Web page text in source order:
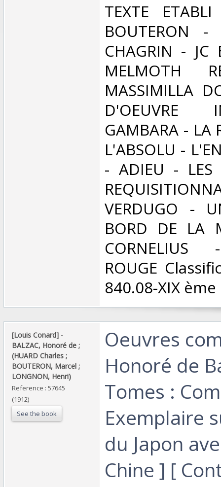
‎TEXTE
BOUTERON
CHAGRIN - JC
MELMOTH
MASSIMILLA
D'OEUVRE
GAMBARA - LA
L'ABSOLU -
- ADIEU - LES
VERDUGO -
BORD DE LA
CORNELIUS
ROUGE
840.08-XIX
‎[Louis Conard] - ‎
‎BALZAC, Honoré de ;
(HUARD Charles ;
BOUTERON, Marcel ;
LONGNON, Henri)‎
Reference : 57645
(1912)
See the book
‎Oeuvres
Honoré de
Tomes :
Exemplaire
du Japon
Chine ] [